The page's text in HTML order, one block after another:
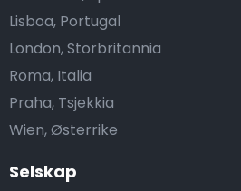
Selskap
Lisboa, Portugal
London, Storbritannia
Roma, Italia
Praha, Tsjekkia
Wien, Østerrike